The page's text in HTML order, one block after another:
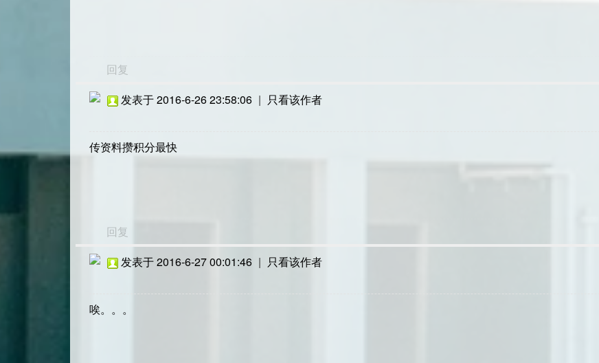
回复
发表于 2016-6-26 23:58:06 | 只看该作者
传资料攒积分最快
回复
发表于 2016-6-27 00:01:46 | 只看该作者
唉。。。